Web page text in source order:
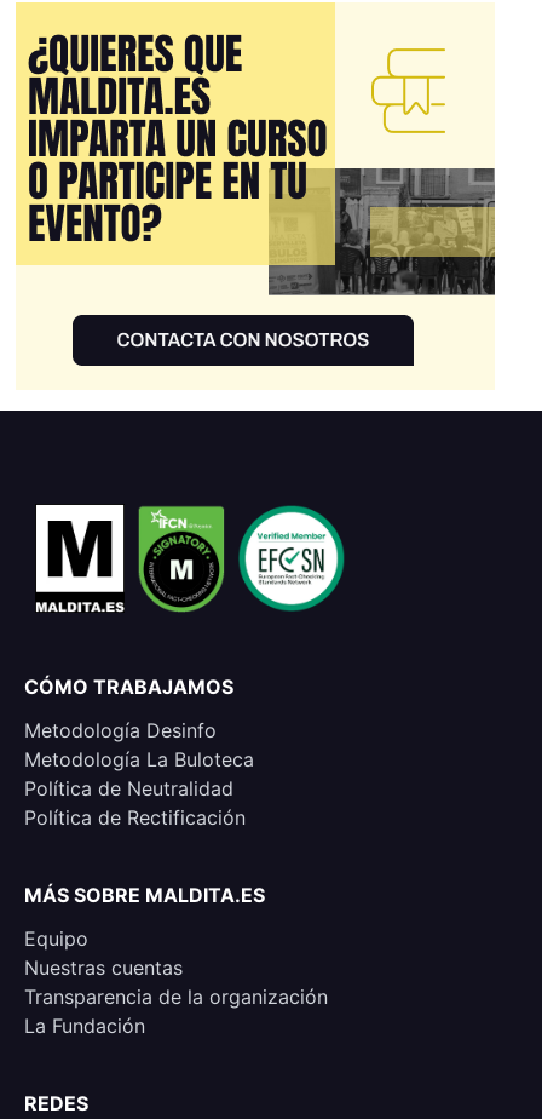
CÓMO TRABAJAMOS
Metodología Desinfo
Metodología La Buloteca
Política de Neutralidad
Política de Rectificación
MÁS SOBRE MALDITA.ES
Equipo
Nuestras cuentas
Transparencia de la organización
La Fundación
REDES